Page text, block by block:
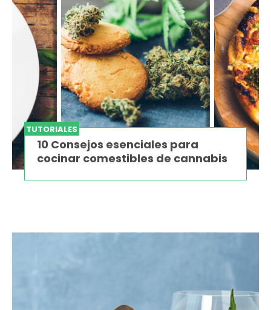
TUTORIALES
10 Consejos esenciales para
cocinar comestibles de cannabis